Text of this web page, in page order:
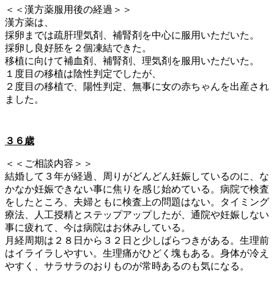
＜＜漢方薬服用後の経過＞＞
漢方薬は、
採卵までは疏肝理気剤、補腎剤を中心に服用いただいた。
採卵し良好胚を２個凍結できた。
移植に向けて補血剤、補腎剤、理気剤を服用いただいた。
１度目の移植は陰性判定でしたが、
２度目の移植で、陽性判定、無事に女の赤ちゃんを出産され
ました。
３６歳
＜＜ご相談内容＞＞
結婚して３年が経過、周りがどんどん妊娠しているのに、な
かなか妊娠できない事に焦りを感じ始めている。病院で検査
をしたところ、夫婦ともに検査上の問題はない。タイミング
療法、人工授精とステップアップしたが、通院や妊娠しない
事に疲れて、今は病院はお休みしている。
月経周期は２８日から３２日と少しばらつきがある。生理前
はイライラしやすい。生理痛がひどく塊もある。身体が冷え
やすく、サラサラのおりものが常時あるのも気になる。